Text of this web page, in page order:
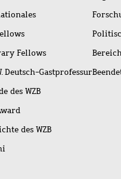
Fellows
Deutsch-Gastprofessur
des WZB
des WZB